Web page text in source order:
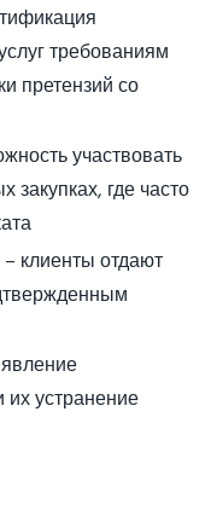
требованиям
претензий со
участвовать
закупках, где часто
– клиенты отдают
устранение